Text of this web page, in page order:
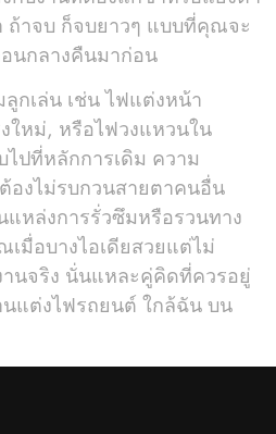
ถ้าจบ ก็จบยาวๆ แบบที่คุณจะ
นกลางคืนมาก่อน
กเล่น เช่น ไฟแต่งหน้า
ใหม่, หรือไฟวงแหวนใน
ไปที่หลักการเดิม ความ
องไม่รบกวนสายตาคนอื่น
หล่งการรั่วซึมหรือรวนทาง
มื่อบางไอเดียสวยแต่ไม่
านจริง นั่นแหละคู่คิดที่ควรอยู่
แต่งไฟรถยนต์ ใกล้ฉัน บน